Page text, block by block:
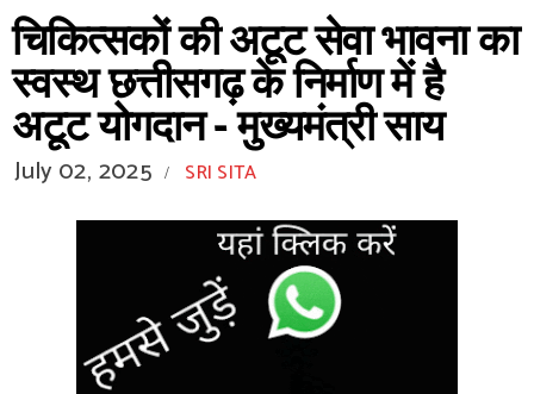
चिकित्सकों की अटूट सेवा भावना का
स्वस्थ छत्तीसगढ़ के निर्माण में है
अटूट योगदान - मुख्यमंत्री साय
July 02, 2025 / SRI SITA